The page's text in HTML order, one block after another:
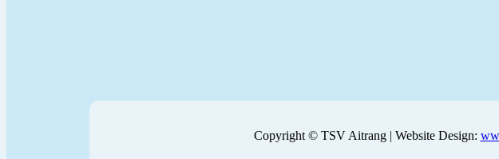
Copyright © TSV Aitrang | Website Design: